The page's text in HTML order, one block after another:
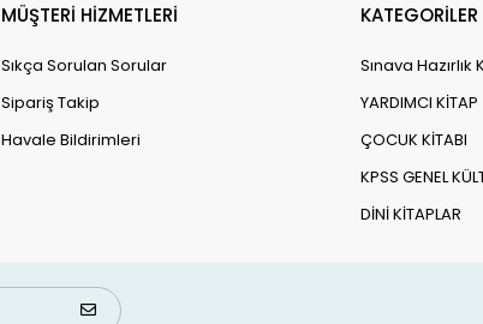
MÜŞTERİ HİZMETLERİ
Sıkça Sorulan Sorular
Sipariş Takip
Havale Bildirimleri
KATEGORİLER
Sınava Hazırlık
YARDIMCI KİTAP
ÇOCUK KİTABI
KPSS GENEL
DİNİ KİTAPLAR